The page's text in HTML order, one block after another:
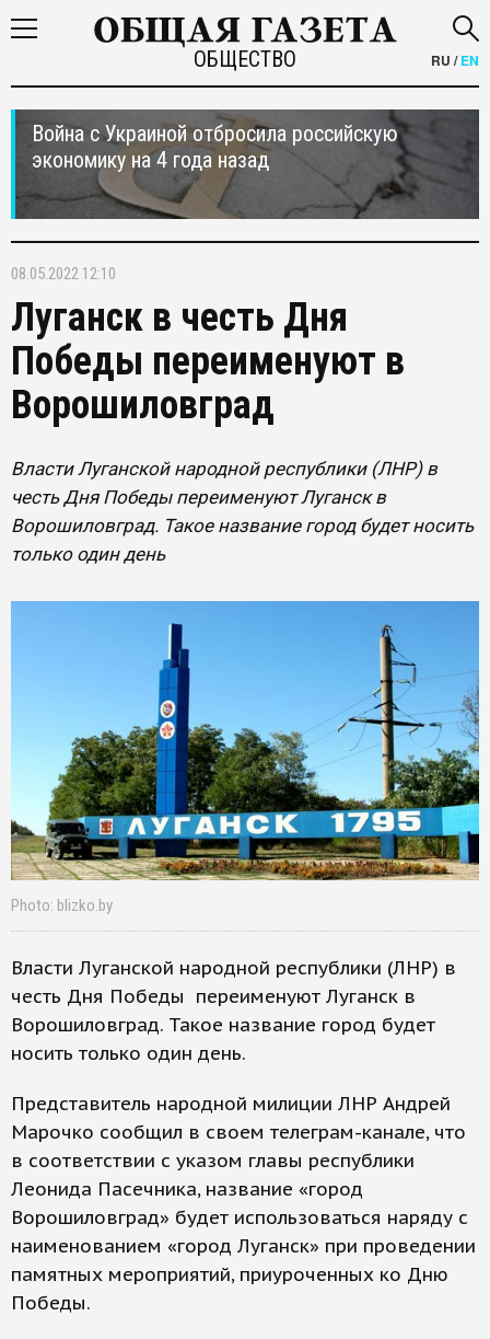
ОБЩЕСТВО RU /EN
Война с Украиной отбросила российскую
экономику на 4 года назад
08.05.2022 12:10
Луганск в честь Дня
Победы переименуют в
Ворошиловград
Власти Луганской народной республики (ЛНР) в
честь Дня Победы переименуют Луганск в
Ворошиловград. Такое название город будет носить
только один день
Photo: blizko.by
Власти Луганской народной республики (ЛНР) в
честь Дня Победы переименуют Луганск в
Ворошиловград. Такое название город будет
носить только один день.
Представитель народной милиции ЛНР Андрей
Марочко сообщил в своем телеграм-канале, что
в соответствии с указом главы республики
Леонида Пасечника, название «город
Ворошиловград» будет использоваться наряду с
наименованием «город Луганск» при проведении
памятных мероприятий, приуроченных ко Дню
Победы.